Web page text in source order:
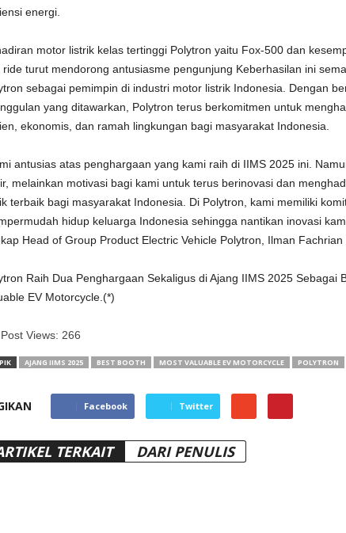
energi.
motor listrik kelas tertinggi Polytron yaitu Fox-500 dan
ride turut mendorong antusiasme pengunjung Keberhasilan ini
sebagai pemimpin di industri motor listrik Indonesia. Dengan
yang ditawarkan, Polytron terus berkomitmen untuk
ekonomis, dan ramah lingkungan bagi masyarakat Indonesia.
antusias atas penghargaan yang kami raih di IIMS 2025 ini.
melainkan motivasi bagi kami untuk terus berinovasi dan
terbaik bagi masyarakat Indonesia. Di Polytron, kami memiliki
hidup keluarga Indonesia sehingga nantikan inovasi
Head of Group Product Electric Vehicle Polytron, Ilman Fachrian
Raih Dua Penghargaan Sekaligus di Ajang IIMS 2025 Sebagai
EV Motorcycle.(*)
Post Views: 266
AJANG IIMS 2025 BEST BOOTH MOST VALUABLE EV MOTORCYCLE POLYTRON
Facebook Twitter
TERKAIT DARI PENULIS